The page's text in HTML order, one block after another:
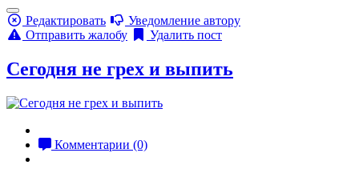
Редактировать
Уведомление автору
Отправить жалобу
Удалить пост
Сегодня не грех и выпить
Комментарии (0)